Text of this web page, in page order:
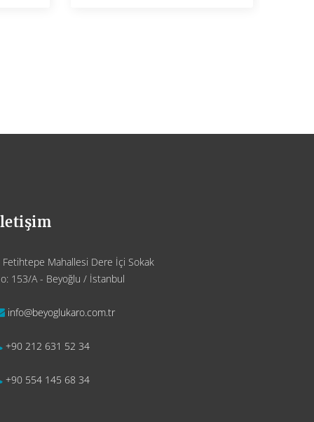
Fetihtepe Mahallesi Dere İçi Sokak
153/A - Beyoğlu / İstanbul
info@beyoglukaro.com.tr
+90 212 631 52 34
+90 554 145 68 34